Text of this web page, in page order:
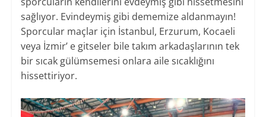
sağlıyor. Evindeymiş gibi dememize aldanmayın!
Sporcular maçlar için İstanbul, Erzurum, Kocaeli
veya İzmir’ e gitseler bile takım arkadaşlarının tek
bir sıcak gülümsemesi onlara aile sıcaklığını
hissettiriyor.